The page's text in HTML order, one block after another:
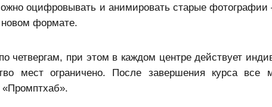
оцифровывать и анимировать старые
новом формате.
четвергам, при этом в каждом центре действует
мест ограничено. После завершения курса все